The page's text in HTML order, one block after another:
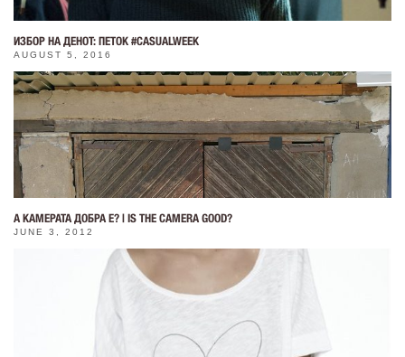
ИЗБОР НА ДЕНОТ: ПЕТОК #CASUALWEEK
AUGUST 5, 2016
А КАМЕРАТА ДОБРА Е? | IS THE CAMERA GOOD?
JUNE 3, 2012